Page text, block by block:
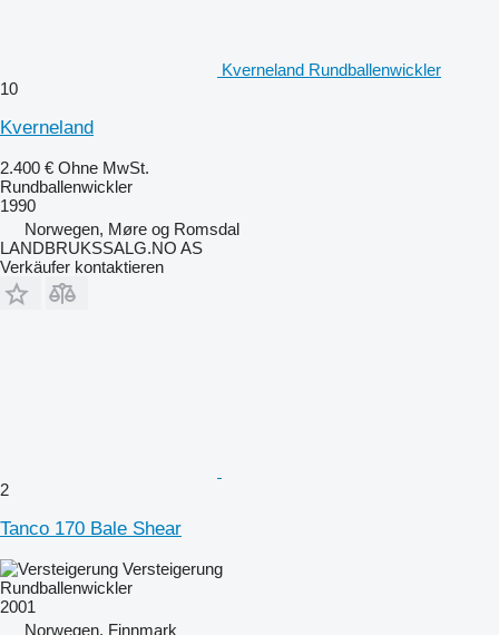
Kverneland Rundballenwickler
10
Kverneland
2.400 € Ohne MwSt.
Rundballenwickler
1990
Norwegen, Møre og Romsdal
LANDBRUKSSALG.NO AS
Verkäufer kontaktieren
2
Tanco 170 Bale Shear
Versteigerung
Rundballenwickler
2001
Norwegen, Finnmark